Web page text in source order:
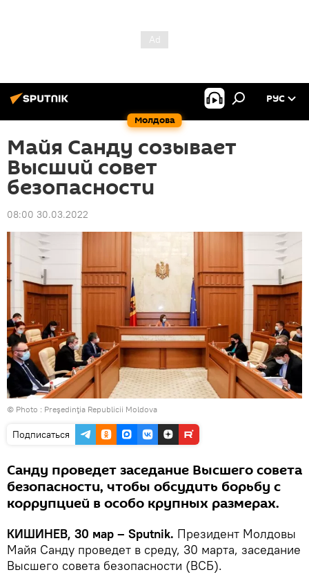
Молдова
РУС
Майя Санду созывает
Высший совет
безопасности
08:00 30.03.2022
© Photo : Preşedinţia Republicii Moldova
Подписаться
Санду проведет заседание Высшего совета
безопасности, чтобы обсудить борьбу с
коррупцией в особо крупных размерах.
КИШИНЕВ, 30 мар – Sputnik. Президент Молдовы
Майя Санду проведет в среду, 30 марта, заседание
Высшего совета безопасности (ВСБ).